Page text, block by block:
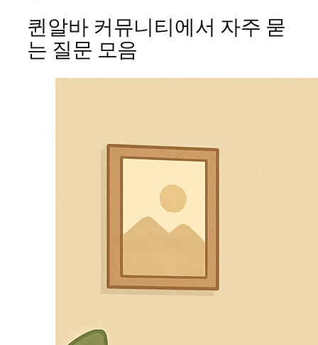
퀸알바 커뮤니티에서 자주 묻
는 질문 모음